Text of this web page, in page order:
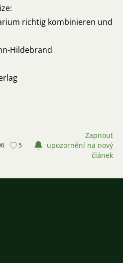
richtig kombinieren und
Hildebrand
5
Zapnout
upozornění na nový
článek